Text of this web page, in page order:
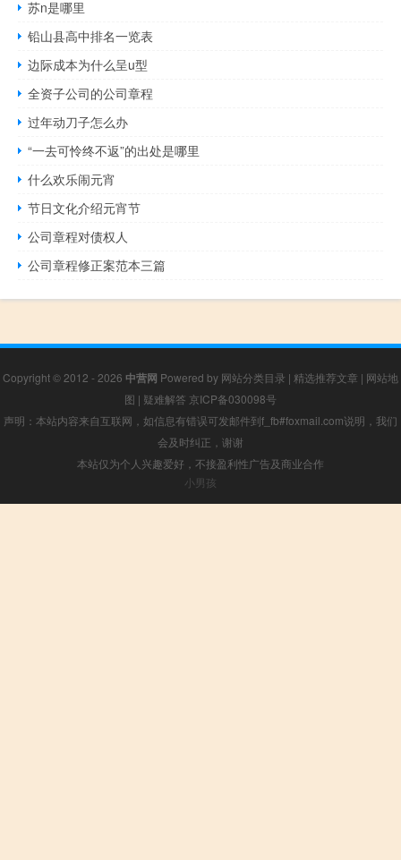
苏n是哪里
铅山县高中排名一览表
边际成本为什么呈u型
全资子公司的公司章程
过年动刀子怎么办
“一去可怜终不返”的出处是哪里
什么欢乐闹元宵
节日文化介绍元宵节
公司章程对债权人
公司章程修正案范本三篇
Copyright © 2012 - 2026 中营网 Powered by 网站分类目录 | 精选推荐文章 | 网站地
图 | 疑难解答 京ICP备030098号
声明：本站内容来自互联网，如信息有错误可发邮件到f_fb#foxmail.com说明，我们
会及时纠正，谢谢
本站仅为个人兴趣爱好，不接盈利性广告及商业合作
小男孩